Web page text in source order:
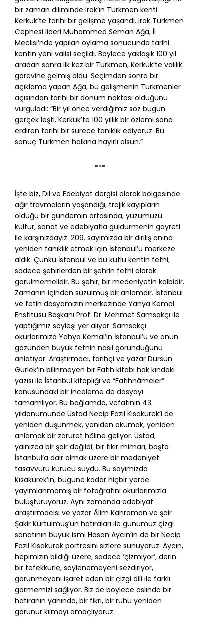
bir zaman diliminde Irak’ın Türkmen kenti
Kerkük’te tarihi bir gelişme yaşandı. Irak Türkmen
Cephesi lideri Muhammed Seman Ağa, İl
Meclisi’nde yapılan oylama sonucunda tarihi
kentin yeni valisi seçildi. Böylece yaklaşık 100 yıl
aradan sonra ilk kez bir Türkmen, Kerkük’te valilik
görevine gelmiş oldu. Seçimden sonra bir
açıklama yapan Ağa, bu gelişmenin Türkmenler
açısından tarihi bir dönüm noktası olduğunu
vurguladı: “Bir yıl önce verdiğimiz söz bugün
gerçek leşti. Kerkük’te 100 yıllık bir özlemi sona
erdiren tarihi bir sürece tanıklık ediyoruz. Bu
sonuç Türkmen halkına hayırlı olsun.”
***
İşte biz, Dil ve Edebiyat dergisi olarak bölgesinde
ağır travmaların yaşandığı, trajik kayıpların
olduğu bir gündemin ortasında, yüzümüzü
kültür, sanat ve edebiyatla güldürmenin gayreti
ile karşınızdayız. 209. sayımızda bir diriliş anına
yeniden tanıklık etmek için İstanbul’u merkeze
aldık. Çünkü İstanbul ve bu kutlu kentin fethi,
sadece şehirlerden bir şehrin fethi olarak
görülmemelidir. Bu şehir, bir medeniyetin kalbidir.
Zamanın içinden süzülmüş bir anlamdır. İstanbul
ve fetih dosyamızın merkezinde Yahya Kemal
Enstitüsü Başkanı Prof. Dr. Mehmet Samsakçı ile
yaptığımız söyleşi yer alıyor. Samsakçı
okurlarımıza Yahya Kemal’in İstanbul’u ve onun
gözünden büyük fethin nasıl göründüğünü
anlatıyor. Araştırmacı, tarihçi ve yazar Dursun
Gürlek’in bilinmeyen bir Fatih kitabı hak kındaki
yazısı ile İstanbul kitaplığı ve “Fatihnâmeler”
konusundaki bir inceleme de dosyayı
tamamlıyor. Bu bağlamda, vefatının 43.
yıldönümünde Üstad Necip Fazıl Kısakürek’i de
yeniden düşünmek, yeniden okumak, yeniden
anlamak bir zaruret hâline geliyor. Üstad,
yalnızca bir şair değildi; bir fikir mimarı, başta
İstanbul’a dair olmak üzere bir medeniyet
tasavvuru kurucu suydu. Bu sayımızda
Kısakürek’in, bugüne kadar hiçbir yerde
yayımlanmamış bir fotoğrafını okurlarımızla
buluşturuyoruz. Aynı zamanda edebiyat
araştırmacısı ve yazar Âlim Kahraman ve şair
Şakir Kurtulmuş’un hatıraları ile günümüz çizgi
sanatının büyük ismi Hasan Aycın’ın da bir Necip
Fazıl Kısakürek portresini sizlere sunuyoruz. Aycın,
hepimizin bildiği üzere, sadece ‘çizmiyor’, derin
bir tefekkürle, söylenemeyeni sezdiriyor,
görünmeyeni işaret eden bir çizgi dili ile farklı
görmemizi sağlıyor. Biz de böylece aslında bir
hatıranın yanında, bir fikri, bir ruhu yeniden
görünür kılmayı amaçlıyoruz.